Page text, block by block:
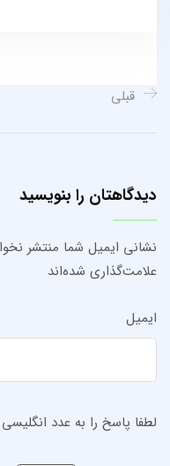
قبلی
دیدگاهتان را بنویسید
نشانی ایمیل شما منتشر
علامت‌گذاری شده‌اند
ایمیل
لطفا پاسخ را به عدد انگلیسی